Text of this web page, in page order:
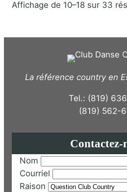
Affichage de 10–18 sur 33
La référence country en
Tel.: (819)
(819) 562-
Contactez-
Nom
Courriel
Raison